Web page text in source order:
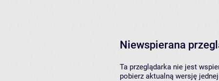
Niewspierana
Ta przeglądarka nie jest
pobierz aktualną wersję